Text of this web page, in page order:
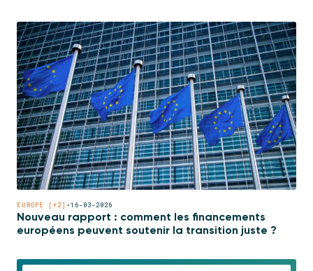
EUROPE [+2] •16-03-2026
Nouveau rapport : comment les financements
européens peuvent soutenir la transition juste ?